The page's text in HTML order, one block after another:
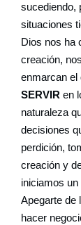
sucediendo,
situaciones
Dios nos ha
creación,
enmarcan el
SERVIR en
naturaleza
decisiones
perdición,
creación y
iniciamos
Apegarte de
hacer